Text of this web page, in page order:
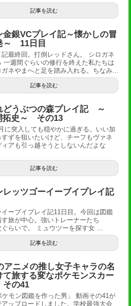
記事を読む
金銀VCプレイ記～懐かしの冒
～ 11日目
最終回。打倒レッドさん。 シロガネ
一週間ぐらいの修行を終えた私たちは
ネやまへと足を踏み入れる。ちなみ...
記事を読む
どうぶつの森プレイ記 ～
拓史～ その13
に突入しても穏やかに過ぎる。いい加
ずを狙いたいけど、チーフもヴァネ
ィアも引っ越そうとしないんだよな
記事を読む
レッツゴーイーブイプレイ記
イーブイプレイ記11日目。今回は図鑑
旅が中心。強いトレーナーたち
ぐらいで。 ミュウツーを探す女 ...
記事を読む
アニメの推し女子キャラの名
て旅する変なポケモンスカー
の41
ケモン図鑑を作った男」 動画その41が
ップロードしました。学校最強大会